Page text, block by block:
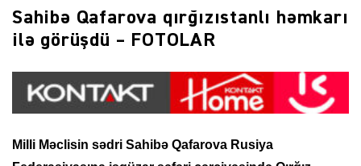
Sahibə Qafarova qırğızıstanlı həmkarı
ilə görüşdü – FOTOLAR
Milli Məclisin sədri Sahibə Qafarova Rusiya